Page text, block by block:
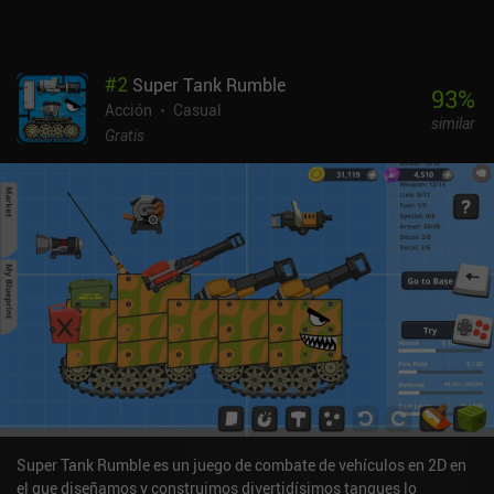
Bumballon me ha gustado. Es un juego divertido pero difícil que
recuerda a los juegos de plataformas de la vieja escuela, y una vez
que aprendemos la disposición de cada nivel, jugar parece pan
comido.
#2 Super Tank Rumble
Acción
Casual
Gratis
93%
similar
Super Tank Rumble es un juego de combate de vehículos en 2D en
el que diseñamos y construimos divertidísimos tanques lo